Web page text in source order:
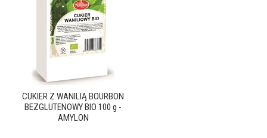
CUKIER Z WANILIĄ BOURBON
BEZGLUTENOWY BIO 100 g -
AMYLON